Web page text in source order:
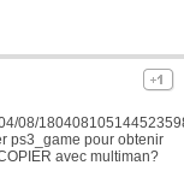
08/
ps3_game pour obtenir
avec multiman?